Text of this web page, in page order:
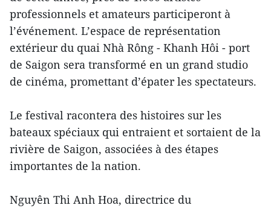
professionnels et amateurs participeront à
l’événement. L’espace de représentation
extérieur du quai Nhà Rông - Khanh Hôi - port
de Saigon sera transformé en un grand studio
de cinéma, promettant d’épater les spectateurs.
Le festival racontera des histoires sur les
bateaux spéciaux qui entraient et sortaient de la
rivière de Saigon, associées à des étapes
importantes de la nation.
Nguyên Thi Anh Hoa, directrice du